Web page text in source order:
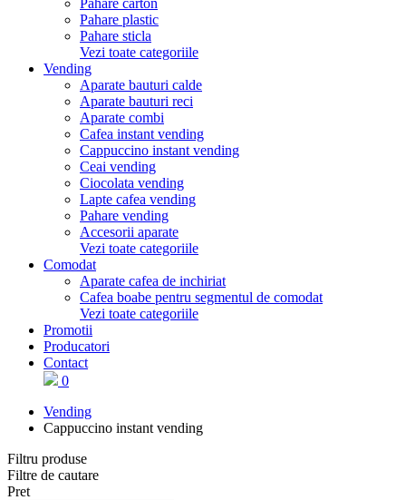
Pahare carton
Pahare plastic
Pahare sticla
Vezi toate categoriile
Vending
Aparate bauturi calde
Aparate bauturi reci
Aparate combi
Cafea instant vending
Cappuccino instant vending
Ceai vending
Ciocolata vending
Lapte cafea vending
Pahare vending
Accesorii aparate
Vezi toate categoriile
Comodat
Aparate cafea de inchiriat
Cafea boabe pentru segmentul de comodat
Vezi toate categoriile
Promotii
Producatori
Contact
0
Vending
Cappuccino instant vending
Filtru produse
Filtre de cautare
Pret